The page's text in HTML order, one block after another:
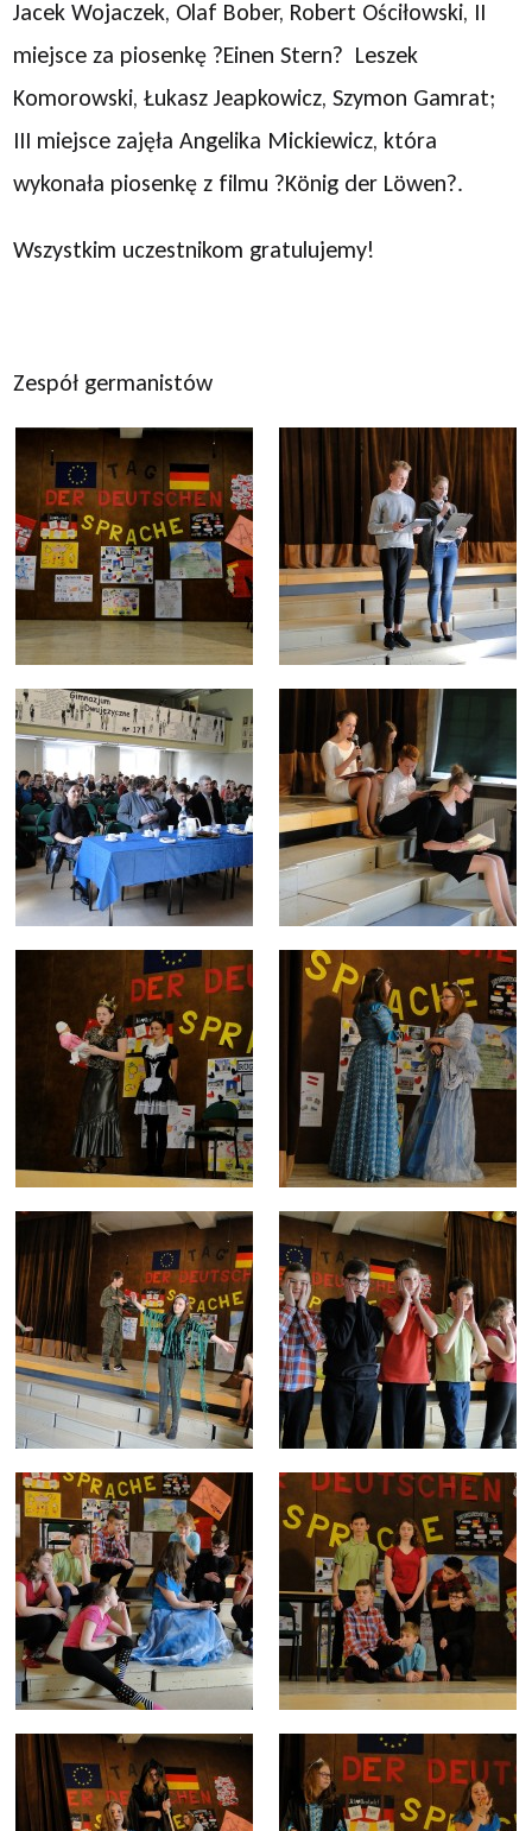
Jacek Wojaczek, Olaf Bober, Robert Ościłowski, II
miejsce za piosenkę ?Einen Stern? Leszek
Komorowski, Łukasz Jeapkowicz, Szymon Gamrat;
III miejsce zajęła Angelika Mickiewicz, która
wykonała piosenkę z filmu ?König der Löwen?.
Wszystkim uczestnikom gratulujemy!
Zespół germanistów